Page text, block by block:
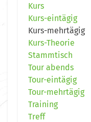
Kurs
Kurs-eintägig
Kurs-mehrtägig
Kurs-Theorie
Stammtisch
Tour abends
Tour-eintägig
Tour-mehrtägig
Training
Treff